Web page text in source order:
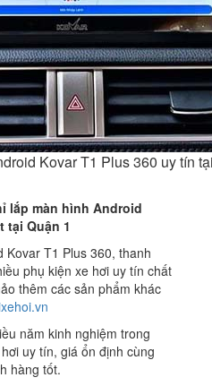
Kovar T1 Plus 360 uy tín
lắp màn hình Android
tại Quận 1
T1 Plus 360, thanh
phụ kiện xe hơi uy tín chất
thêm các sản phẩm khác
năm kinh nghiệm trong
uy tín, giá ổn định cùng
hàng tốt.